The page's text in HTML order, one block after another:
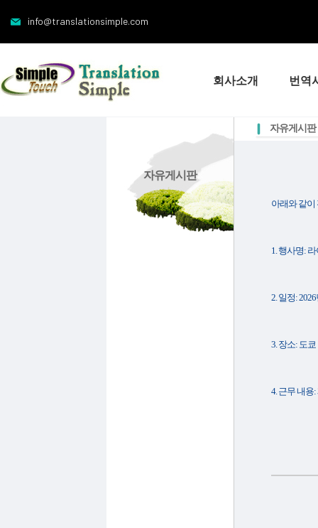
info@translationsimple.com
회사소개 번역
자유게시판
자유게시판
아래와 같이
1. 행사명: 라
2. 일정:
3. 장소: 도
4. 근무 내용